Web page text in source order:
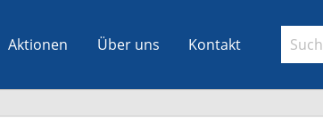
Aktionen Über uns Kontakt